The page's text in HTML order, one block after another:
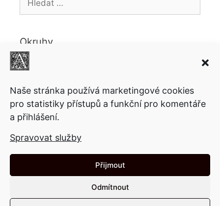
Naše stránka používá marketingové cookies
pro statistiky přístupů a funkční pro komentáře
a přihlášení.
Spravovat služby
Přijmout
Odmítnout
Okruhy
Copyright
Lifestyle Motivační Politika Povídky
Psychologie Přednášky Sci-fi
Články